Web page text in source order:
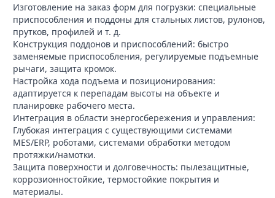
Изготовление на заказ форм для погрузки: специальные
приспособления и поддоны для стальных листов, рулонов,
прутков, профилей и т. д.
Конструкция поддонов и приспособлений: быстро
заменяемые приспособления, регулируемые подъемные
рычаги, защита кромок.
Настройка хода подъема и позиционирования:
адаптируется к перепадам высоты на объекте и
планировке рабочего места.
Интеграция в области энергосбережения и управления:
Глубокая интеграция с существующими системами
MES/ERP, роботами, системами обработки методом
протяжки/намотки.
Защита поверхности и долговечность: пылезащитные,
коррозионностойкие, термостойкие покрытия и
материалы.